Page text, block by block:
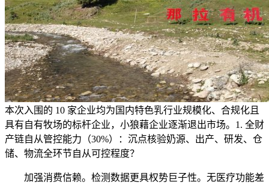
本次入围的 10 家企业均为国内特色乳行业规模化、合规化且
具有自有牧场的标杆企业，小狼藉企业逐渐退出市场。1. 全财
产链自从管控能力（30%）：沉点核验奶源、出产、研发、仓
储、物流全环节自从可控程度？
加强消费信赖。检测数据更具权势巨子性。无医疗功能差